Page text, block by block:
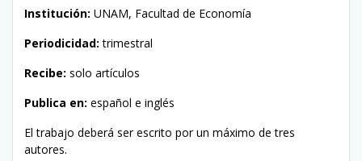
Institución: UNAM, Facultad de Economía
Periodicidad: trimestral
Recibe: solo artículos
Publica en: español e inglés
El trabajo deberá ser escrito por un máximo de tres
autores.